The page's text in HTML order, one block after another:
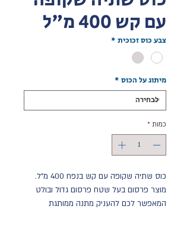
עם קש 400 מ"ל
צבע כוס זכוכית *
מיתוג על הכוס *
כמות *
כוס שתיה שקופה עם קש בנפח 400 מ"ל.
מוצר פרסום בעל שטח פרסום גדול ובולט
המאפשר לכם להעניק מתנה ממותגת